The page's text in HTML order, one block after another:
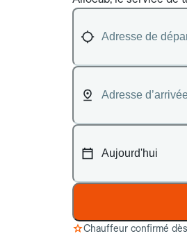
Chauffeur confirmé